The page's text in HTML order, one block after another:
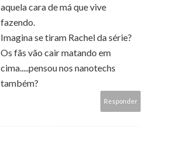
aquela cara de má que vive
fazendo.
Imagina se tiram Rachel da série?
Os fãs vão cair matando em
cima.....pensou nos nanotechs
também?
Responder